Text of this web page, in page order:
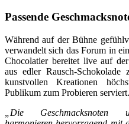
Passende
Während auf der Bühne
verwandelt sich das Forum in
Chocolatier bereitet live auf
aus edler Rausch-
kunstvollen Kreationen
Publikum zum Probieren serviert.
„Die Geschmacksnoten